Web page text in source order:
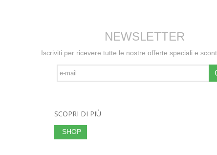
NEWSLETTER
Iscriviti per ricevere tutte le nostre offerte speciali e
SCOPRI DI PIÙ
SHOP